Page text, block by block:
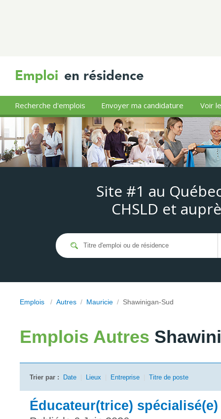
Recherche d'emplois Envoyer ma candidature Voir
Site #1 au
CHSLD et
Emplois / Autres / Mauricie / Shawinigan-Sud
Emplois Autres
Trier par : Date Lieux Entreprise Titre de poste
Éducateur(trice) spécialisé(e)